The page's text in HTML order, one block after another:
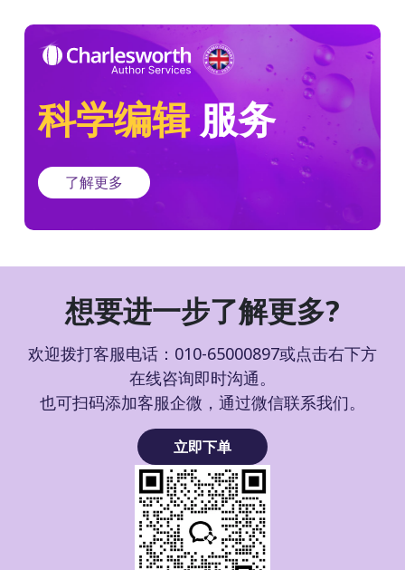
科学编辑服务
了解更多
想要进一步了解更多?
欢迎拨打客服电话：010-65000897或点击右下方
在线咨询即时沟通。
也可扫码添加客服企微，通过微信联系我们。
立即下单